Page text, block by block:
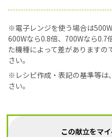
※電子レンジを使う場合は
600Wなら0.8倍、700Wなら0.7
た機種によって差がありますの
さい。
※レシピ作成・表記の基準等は、
さい。
この献立をマ